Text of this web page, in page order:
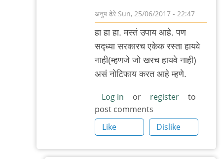
अनुप ढेरे Sun, 25/06/2017 - 22:47
हाय‌वेच्या
अंत‌रात
म
by
आदूबाळ
हा हा हा. म‌स्त‌ं उपाय आहे. प‌ण
स‌द्ध्या स‌र‌कार‌च एकेक र‌स्ता हाय‌वे
नाही(म्ह‌णजे जो ख‌र‌च हायवे नाही)
अस‌ं नोटिफाय क‌र‌त‌ आहे म्ह‌णे.
Log in or register
to
post comments
Like
Dislike